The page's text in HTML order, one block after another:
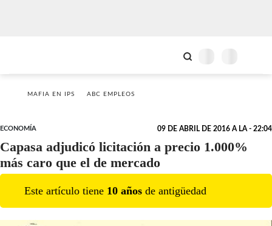
MAFIA EN IPS ABC EMPLEOS
ECONOMÍA 09 DE ABRIL DE 2016 A LA - 22:04
Capasa adjudicó licitación a precio 1.000%
más caro que el de mercado
Este artículo tiene 10 años de antigüedad